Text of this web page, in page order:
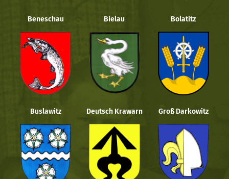
Beneschau Bielau Bolatitz
Buslawitz Deutsch Krawarn Groß Darkowitz